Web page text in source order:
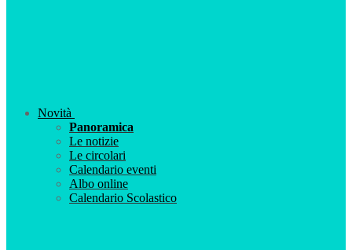
Novità
Panoramica
Le notizie
Le circolari
Calendario eventi
Albo online
Calendario Scolastico